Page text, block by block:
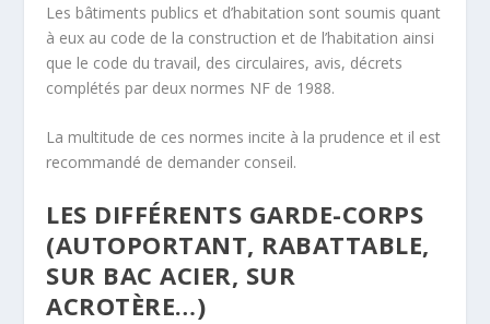
Les bâtiments publics et d’habitation sont soumis quant
à eux au code de la construction et de l’habitation ainsi
que le code du travail, des circulaires, avis, décrets
complétés par deux normes NF de 1988.
La multitude de ces normes incite à la prudence et il est
recommandé de demander conseil.
LES DIFFÉRENTS GARDE-CORPS
(AUTOPORTANT, RABATTABLE,
SUR BAC ACIER, SUR
ACROTÈRE…)